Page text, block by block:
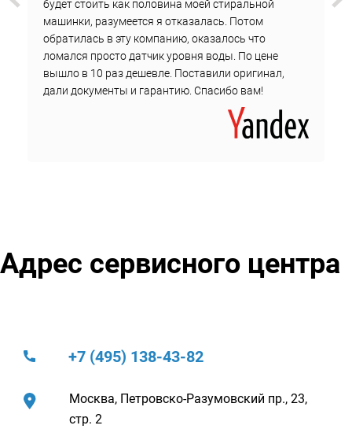
будет стоить как половина моей стиральной
машинки, разумеется я отказалась. Потом
обратилась в эту компанию, оказалось что
ломался просто датчик уровня воды. По цене
вышло в 10 раз дешевле. Поставили оригинал,
дали документы и гарантию. Спасибо вам!
Адрес сервисного центра
+7 (495) 138-43-82
Москва, Петровско-Разумовский пр., 23,
стр. 2